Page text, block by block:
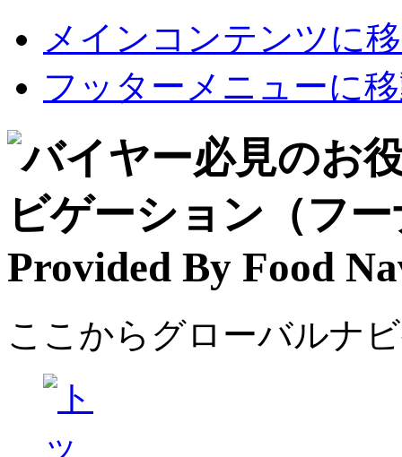
メインコンテンツに
フッターメニューに
ここからグローバルナ